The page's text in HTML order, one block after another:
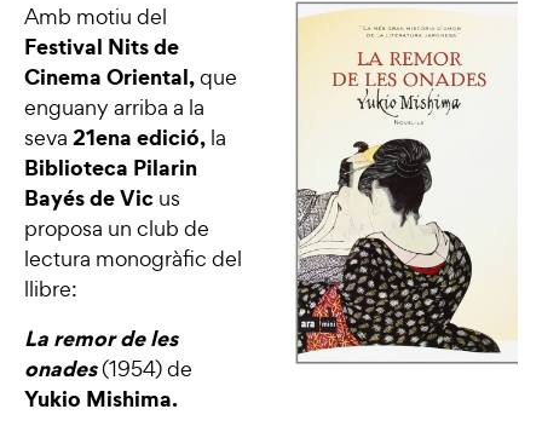
Amb motiu del
Festival Nits de
Cinema Oriental,que
enguany arriba a la
seva 21ena edició, la
Biblioteca Pilarin
Bayés de Vic us
proposa un club de
lectura monogràfic del
llibre:
La remor de les
onades(1954)de
Yukio Mishima.